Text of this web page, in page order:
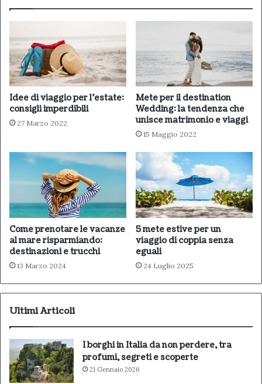
Idee di viaggio per l’estate:
consigli imperdibili
27 Marzo 2022
Mete per il destination
Wedding: la tendenza che
unisce matrimonio e viaggi
15 Maggio 2022
Come prenotare le vacanze
al mare risparmiando:
destinazioni e trucchi
13 Marzo 2024
5 mete estive per un
viaggio di coppia senza
eguali
24 Luglio 2025
Ultimi Articoli
I borghi in Italia da non perdere, tra
profumi, segreti e scoperte
21 Gennaio 2026